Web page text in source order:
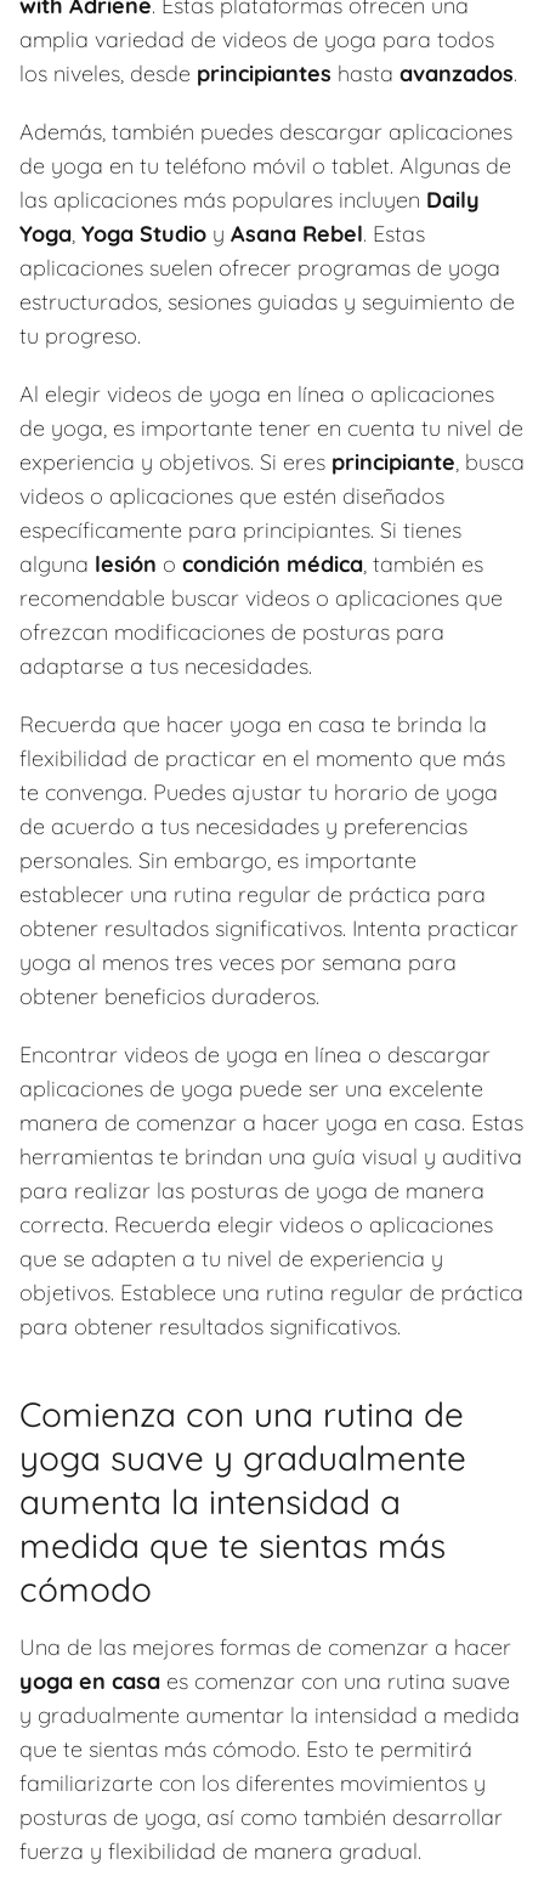
amplia variedad de videos de yoga para todos
los niveles, desde principiantes hasta avanzados.
Además, también puedes descargar aplicaciones
de yoga en tu teléfono móvil o tablet. Algunas de
las aplicaciones más populares incluyen Daily
Yoga, Yoga Studio y Asana Rebel. Estas
aplicaciones suelen ofrecer programas de yoga
estructurados, sesiones guiadas y seguimiento de
tu progreso.
Al elegir videos de yoga en línea o aplicaciones
de yoga, es importante tener en cuenta tu nivel de
experiencia y objetivos. Si eres principiante, busca
videos o aplicaciones que estén diseñados
específicamente para principiantes. Si tienes
alguna lesión o condición médica, también es
recomendable buscar videos o aplicaciones que
ofrezcan modificaciones de posturas para
adaptarse a tus necesidades.
Recuerda que hacer yoga en casa te brinda la
flexibilidad de practicar en el momento que más
te convenga. Puedes ajustar tu horario de yoga
de acuerdo a tus necesidades y preferencias
personales. Sin embargo, es importante
establecer una rutina regular de práctica para
obtener resultados significativos. Intenta practicar
yoga al menos tres veces por semana para
obtener beneficios duraderos.
Encontrar videos de yoga en línea o descargar
aplicaciones de yoga puede ser una excelente
manera de comenzar a hacer yoga en casa. Estas
herramientas te brindan una guía visual y auditiva
para realizar las posturas de yoga de manera
correcta. Recuerda elegir videos o aplicaciones
que se adapten a tu nivel de experiencia y
objetivos. Establece una rutina regular de práctica
para obtener resultados significativos.
Comienza con una rutina de
yoga suave y gradualmente
aumenta la intensidad a
medida que te sientas más
cómodo
Una de las mejores formas de comenzar a hacer
yoga en casa es comenzar con una rutina suave
y gradualmente aumentar la intensidad a medida
que te sientas más cómodo. Esto te permitirá
familiarizarte con los diferentes movimientos y
posturas de yoga, así como también desarrollar
fuerza y flexibilidad de manera gradual.